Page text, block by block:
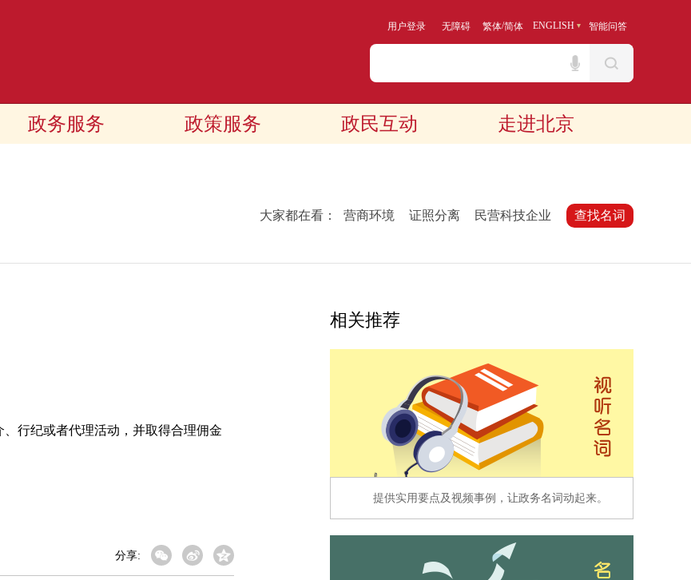
用户登录 无障碍 繁体/简体 ENGLISH 智能问答
政务服务 政策服务 政民互动 走进北京
大家都在看： 营商环境 证照分离 民营科技企业 查找名词
行纪或者代理活动，并取得合理佣金
分享:
相关推荐
提供实用要点及视频事例，让政务名词动起来。